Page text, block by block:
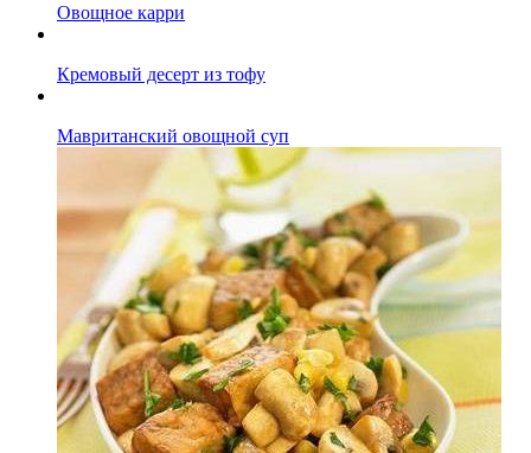
Овощное карри
Кремовый десерт из тофу
Мавританский овощной суп